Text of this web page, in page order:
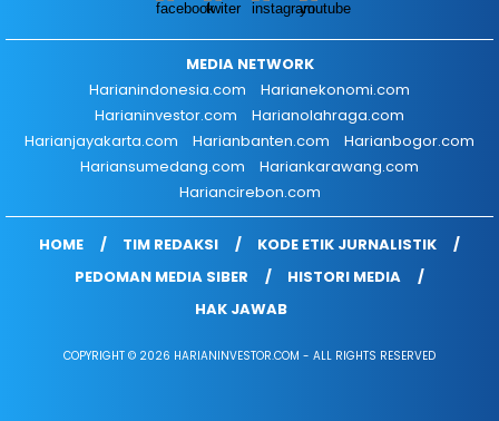
MEDIA NETWORK
Harianindonesia.com
Harianekonomi.com
Harianinvestor.com
Harianolahraga.com
Harianjayakarta.com
Harianbanten.com
Harianbogor.com
Hariansumedang.com
Hariankarawang.com
Hariancirebon.com
HOME TIM REDAKSI
KODE ETIK JURNALISTIK
PEDOMAN MEDIA SIBER
HISTORI MEDIA
HAK JAWAB
COPYRIGHT © 2026 HARIANINVESTOR.COM - ALL RIGHTS RESERVED